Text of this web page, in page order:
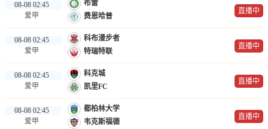
08-08 02:45
爱甲
布雷
费恩哈普
直播中
08-08 02:45
爱甲
科布漫步者
特瑞特联
直播中
08-08 02:45
爱甲
科克城
凯里FC
直播中
08-08 02:45
爱甲
都柏林大学
韦克斯福德
直播中